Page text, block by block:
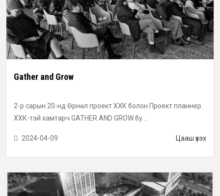
Gather and Grow
2-р сарын 20-нд Өрнөл проект ХХК болон Проект планнер
ХХК-тэй хамтарч GATHER AND GROW бу...
2024-04-09 Цааш үзэх